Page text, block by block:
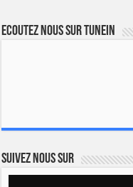
Ecoutez nous sur TuneIn
Suivez nous sur